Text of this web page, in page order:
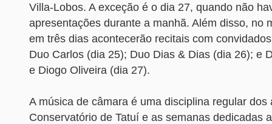
Villa-Lobos. A exceção é o dia 27, quando não
apresentações durante a manhã. Além disso, no
em três dias acontecerão recitais com
Duo Carlos (dia 25); Duo Dias & Dias (dia 26); e
e Diogo Oliveira (dia 27).
A música de câmara é uma disciplina regular dos
Conservatório de Tatuí e as semanas dedicadas